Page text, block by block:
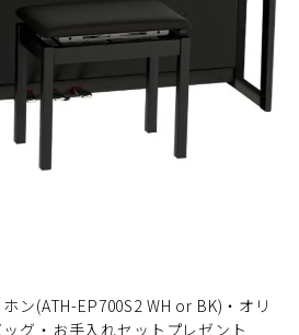
ン(ATH-EP700S2 WH or BK)・オリ
グ・お手入れセットプレゼント